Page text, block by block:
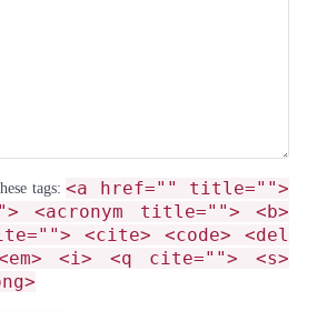
tags: <a href="" title="">
<acronym title=""> <b>
<cite> <code> <del
<i> <q cite=""> <s>